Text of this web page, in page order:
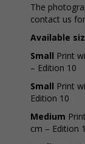
The
contact us
Available
Small Print
– Edition 10
Small Print
Edition 10
Medium
cm – Edition